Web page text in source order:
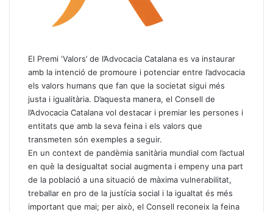
El Premi ‘Valors’ de l’Advocacia Catalana es va instaurar
amb la intenció de promoure i potenciar entre l’advocacia
els valors humans que fan que la societat sigui més
justa i igualitària. D’aquesta manera, el Consell de
l’Advocacia Catalana vol destacar i premiar les persones i
entitats que amb la seva feina i els valors que
transmeten són exemples a seguir.
En un context de pandèmia sanitària mundial com l’actual
en què la desigualtat social augmenta i empeny una part
de la població a una situació de màxima vulnerabilitat,
treballar en pro de la justícia social i la igualtat és més
important que mai; per això, el Consell reconeix la feina